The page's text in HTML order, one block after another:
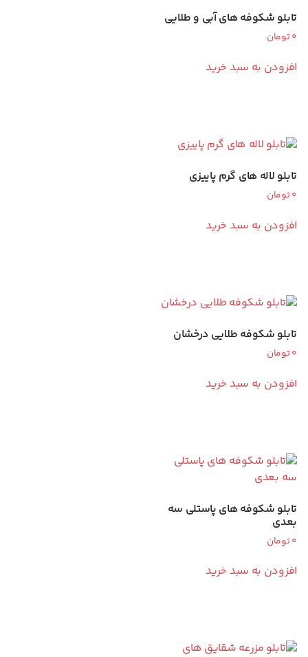
تابلو شکوفه های آبی و طلایی
0تومان
افزودن به سبد خرید
تابلو لاله های گرم پاییزی
0تومان
افزودن به سبد خرید
تابلو شکوفه طلایی درخشان
0تومان
افزودن به سبد خرید
تابلو شکوفه های پاستلی سه
بعدی
0تومان
افزودن به سبد خرید